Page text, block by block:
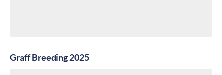
Graff Breeding 2025